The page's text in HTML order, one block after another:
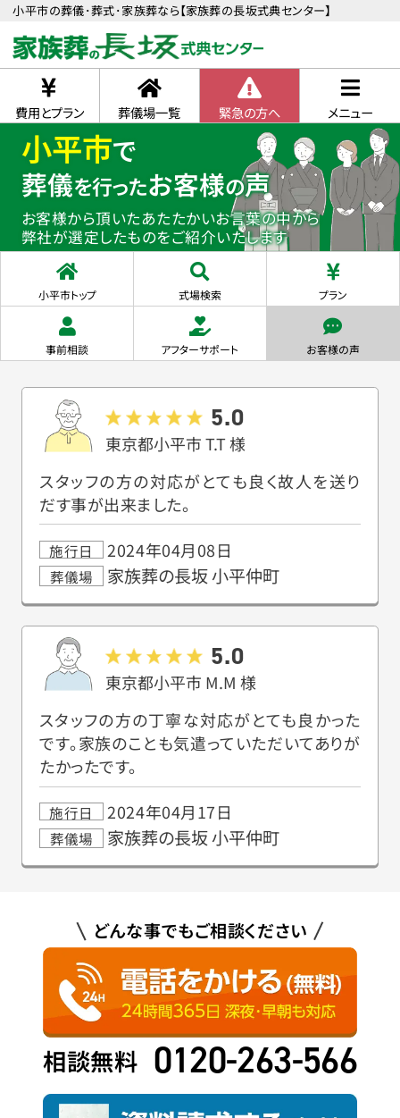
小平市の葬儀･葬式･家族葬なら【家族葬の長坂式典センター】
費用とプラン 葬儀場一覧 緊急の方へ メニュー
小平市で
葬儀を行ったお客様の声
お客様から頂いたあたたかいお言葉の中から
弊社が選定したものをご紹介いたします
小平市トップ 式場検索 プラン
事前相談 アフターサポート お客様の声
東京都小平市T.T様
5.0
施行日 2024年04月08日
スタッフの方の対応がとても良く故人を送り
だす事が出来ました。
葬儀場 家族葬の長坂 小平仲町
東京都小平市 M.M様
5.0
施行日 2024年04月17日
スタッフの方の丁寧な対応がとても良かった
です。家族のことも気遣っていただいてありが
たかったです。
葬儀場 家族葬の長坂 小平仲町
どんな事でもご相談ください
相談無料 0120-263-566